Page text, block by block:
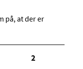
på, at der er
2